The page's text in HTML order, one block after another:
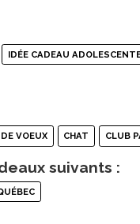
IDÉE CADEAU
VOEUX CHAT CLUB
suivants :